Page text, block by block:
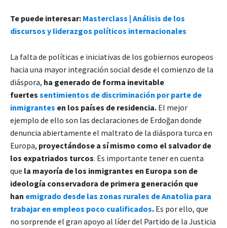
Te puede interesar: Masterclass | Análisis de los
discursos y liderazgos políticos internacionales
La falta de políticas e iniciativas de los gobiernos europeos
hacia una mayor integración social desde el comienzo de la
diáspora, ha generado de forma inevitable
fuertes sentimientos de discriminación por parte de
inmigrantes en los países de residencia. El mejor
ejemplo de ello son las declaraciones de Erdoğan donde
denuncia abiertamente el maltrato de la diáspora turca en
Europa, proyectándose a sí mismo como el salvador de
los expatriados turcos. Es importante tener en cuenta
que la mayoría de los inmigrantes en Europa son de
ideología conservadora de primera generación que
han emigrado desde las zonas rurales de Anatolia para
trabajar en empleos poco cualificados. Es por ello, que
no sorprende el gran apoyo al líder del Partido de la Justicia